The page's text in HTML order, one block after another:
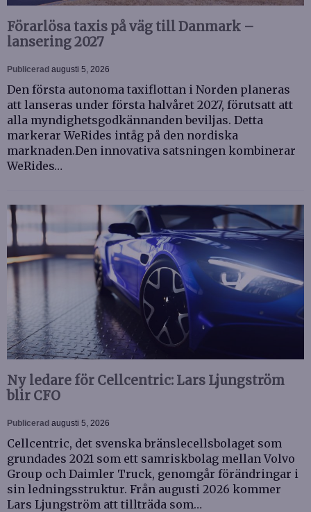
Förarlösa taxis på väg till Danmark –
lansering 2027
Publicerad augusti 5, 2026
Den första autonoma taxiflottan i Norden planeras
att lanseras under första halvåret 2027, förutsatt att
alla myndighetsgodkännanden beviljas. Detta
markerar WeRides intåg på den nordiska
marknaden.Den innovativa satsningen kombinerar
WeRides…
Ny ledare för Cellcentric: Lars Ljungström
blir CFO
Publicerad augusti 5, 2026
Cellcentric, det svenska bränslecellsbolaget som
grundades 2021 som ett samriskbolag mellan Volvo
Group och Daimler Truck, genomgår förändringar i
sin ledningsstruktur. Från augusti 2026 kommer
Lars Ljungström att tillträda som…